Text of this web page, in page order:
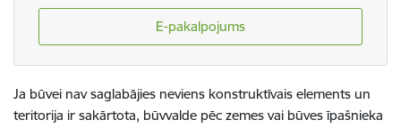
E-pakalpojums
Ja būvei nav saglabājies neviens konstruktīvais elements un
teritorija ir sakārtota, būvvalde pēc zemes vai būves īpašnieka